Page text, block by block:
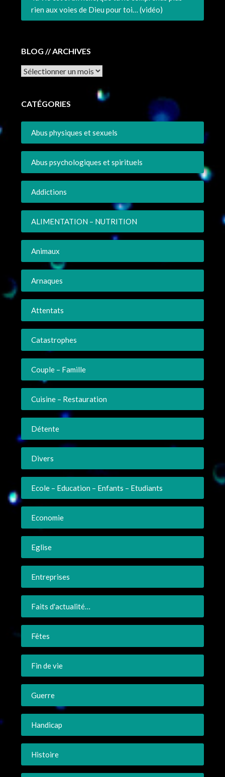
rien aux voies de Dieu pour toi… (vidéo)
BLOG // ARCHIVES
Archives
CATÉGORIES
Abus physiques et sexuels
Abus psychologiques et spirituels
Addictions
ALIMENTATION – NUTRITION
Animaux
Arnaques
Attentats
Catastrophes
Couple – Famille
Cuisine – Restauration
Détente
Divers
Ecole – Education – Enfants – Etudiants
Economie
Eglise
Entreprises
Faits d'actualité…
Fêtes
Fin de vie
Guerre
Handicap
Histoire